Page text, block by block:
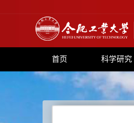
首页 科学研究